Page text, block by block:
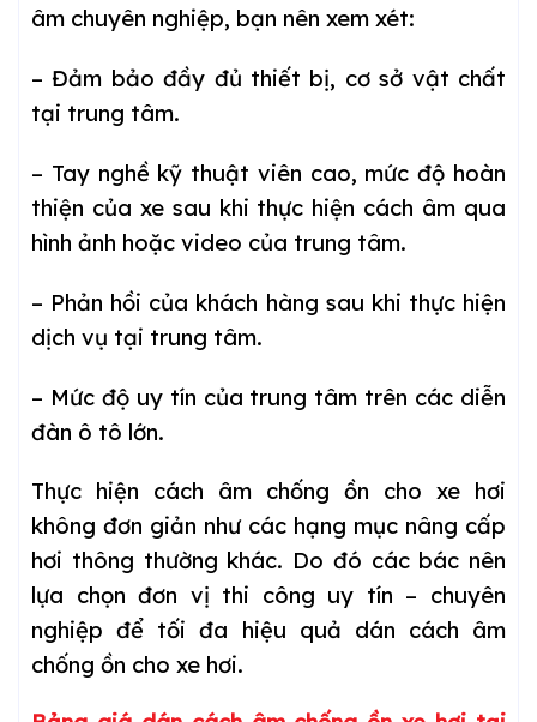
âm chuyên nghiệp, bạn nên xem xét:
– Đảm bảo đầy đủ thiết bị, cơ sở vật chất
tại trung tâm.
– Tay nghề kỹ thuật viên cao, mức độ hoàn
thiện của xe sau khi thực hiện cách âm qua
hình ảnh hoặc video của trung tâm.
– Phản hồi của khách hàng sau khi thực hiện
dịch vụ tại trung tâm.
– Mức độ uy tín của trung tâm trên các diễn
đàn ô tô lớn.
Thực hiện cách âm chống ồn cho xe hơi
không đơn giản như các hạng mục nâng cấp
hơi thông thường khác. Do đó các bác nên
lựa chọn đơn vị thi công uy tín – chuyên
nghiệp để tối đa hiệu quả dán cách âm
chống ồn cho xe hơi.